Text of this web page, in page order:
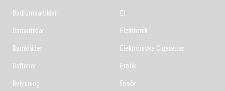
Badrumsartiklar
Barnartiklar
Barnkläder
Batterier
Belysning
El
Elektronik
Elektroniska Cigaretter
Erotik
Frisör